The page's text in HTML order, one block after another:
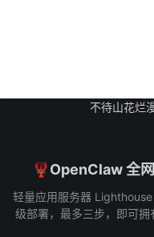
不待山花烂
🦞OpenClaw 全网
轻量应用服务器
级部署，最多三步，即可拥